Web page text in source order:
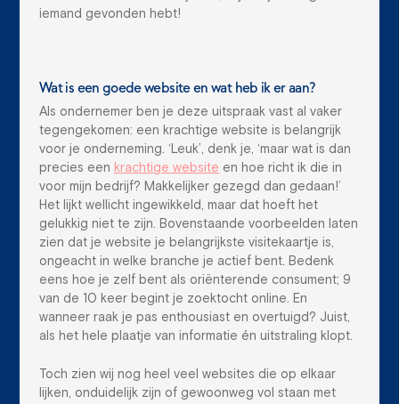
iemand gevonden hebt!
Wat is een goede website en wat heb ik er aan?
Als ondernemer ben je deze uitspraak vast al vaker
tegengekomen: een krachtige website is belangrijk
voor je onderneming. ‘Leuk’, denk je, ‘maar wat is dan
precies een krachtige website en hoe richt ik die in
voor mijn bedrijf? Makkelijker gezegd dan gedaan!’
Het lijkt wellicht ingewikkeld, maar dat hoeft het
gelukkig niet te zijn. Bovenstaande voorbeelden laten
zien dat je website je belangrijkste visitekaartje is,
ongeacht in welke branche je actief bent. Bedenk
eens hoe je zelf bent als oriënterende consument; 9
van de 10 keer begint je zoektocht online. En
wanneer raak je pas enthousiast en overtuigd? Juist,
als het hele plaatje van informatie én uitstraling klopt.
Toch zien wij nog heel veel websites die op elkaar
lijken, onduidelijk zijn of gewoonweg vol staan met